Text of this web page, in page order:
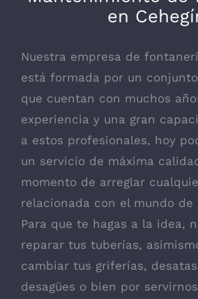
en
Nuestra empresa de
está formada por un
que cuentan con muchos
experiencia y una gran
a estos profesionales, hoy
un servicio de máxima
momento de arreglar
relacionada con el mundo
Para que te hagas a la idea,
reparar tus tuberías,
cambiar tus griferías,
desagües o bien por